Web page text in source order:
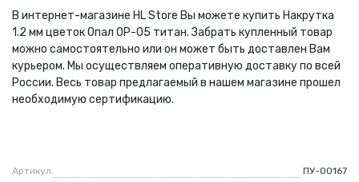
В интернет-магазине HL Store Вы можете купить Накрутка
1.2 мм цветок Опал ОР-05 титан. Забрать купленный товар
можно самостоятельно или он может быть доставлен Вам
курьером. Мы осуществляем оперативную доставку по всей
России. Весь товар предлагаемый в нашем магазине прошел
необходимую сертификацию.
Артикул
ПУ-00167